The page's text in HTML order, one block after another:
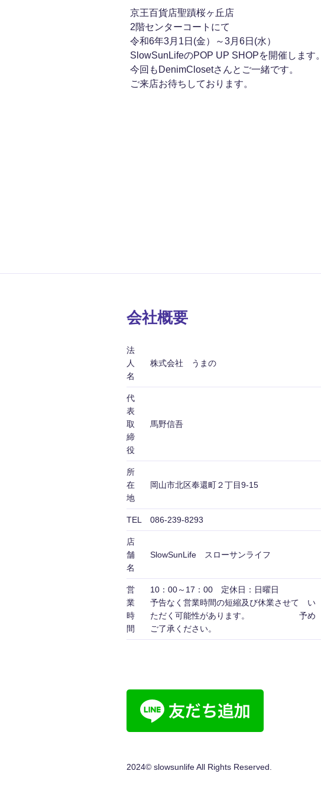
京王百貨店聖蹟桜ヶ丘店
2階センターコートにて
令和6年3月1日(金）～3月6日(水）
SlowSunLifeのPOP UP SHOPを開催します。
今回もDenimClosetさんとご一緒です。
ご来店お待ちしております。
会社概要
法
人
名
株式会社 うまの
代
表
取
締
役
馬野信吾
所
在
地
岡山市北区奉還町２丁目9-15
TEL 086-239-8293
店
舗
名
SlowSunLife スローサンライフ
営
業
時
間
10：00～17：00 定休日：日曜日
予告なく営業時間の短縮及び休業させて い
ただく可能性があります。 予め
ご了承ください。
2024© slowsunlife All Rights Reserved.